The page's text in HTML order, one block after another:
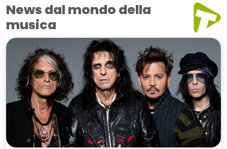
News dal mondo della
musica